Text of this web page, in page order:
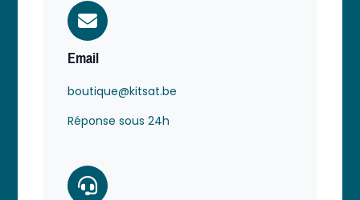
Email
boutique@kitsat.be
Réponse sous 24h